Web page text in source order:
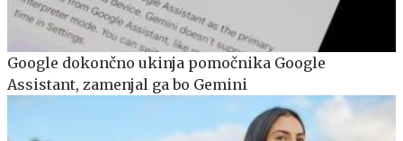
Google dokončno ukinja pomočnika Google
Assistant, zamenjal ga bo Gemini